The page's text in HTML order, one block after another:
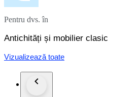
Pentru dvs. în
Antichități și mobilier clasic
Vizualizează toate